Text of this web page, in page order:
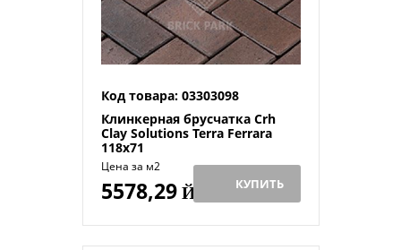
Код товара: 03303098
Клинкерная брусчатка Crh
Clay Solutions Terra Ferrara
118x71
Цена за м2
5578,29Й КУПИТЬ